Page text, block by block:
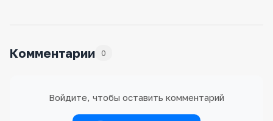
Комментарии 0
Войдите, чтобы оставить комментарий